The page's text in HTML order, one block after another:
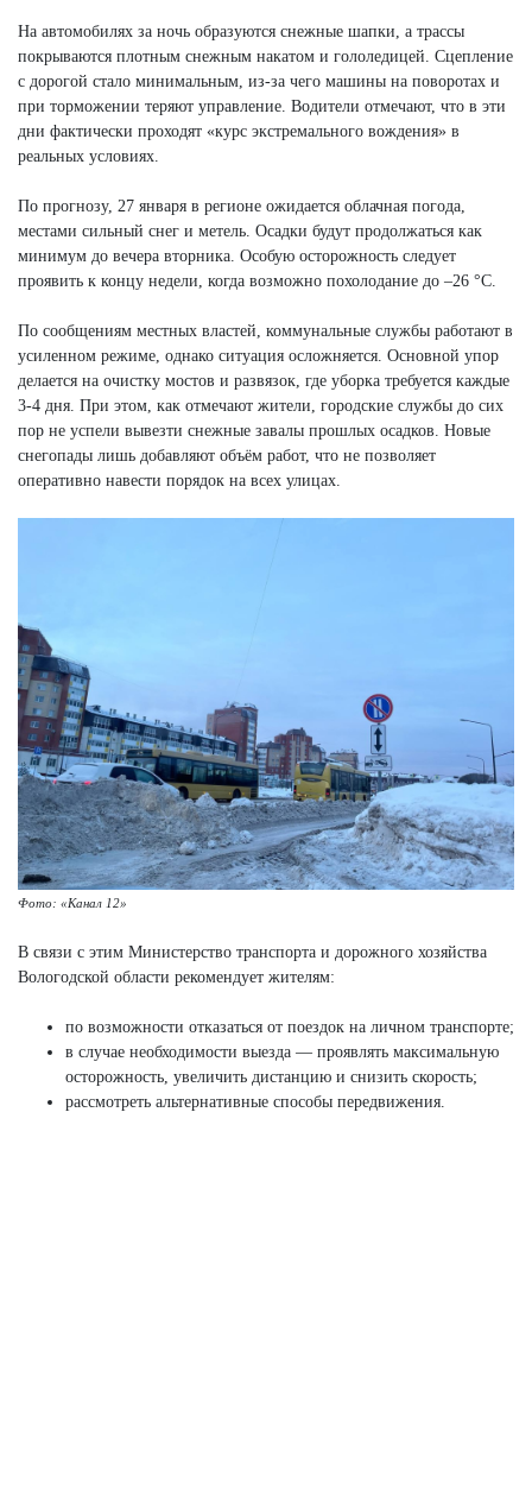
На автомобилях за ночь образуются снежные шапки, а трассы
покрываются плотным снежным накатом и гололедицей. Сцепление
с дорогой стало минимальным, из-за чего машины на поворотах и
при торможении теряют управление. Водители отмечают, что в эти
дни фактически проходят «курс экстремального вождения» в
реальных условиях.
По прогнозу, 27 января в регионе ожидается облачная погода,
местами сильный снег и метель. Осадки будут продолжаться как
минимум до вечера вторника. Особую осторожность следует
проявить к концу недели, когда возможно похолодание до –26 °C.
По сообщениям местных властей, коммунальные службы работают в
усиленном режиме, однако ситуация осложняется. Основной упор
делается на очистку мостов и развязок, где уборка требуется каждые
3-4 дня. При этом, как отмечают жители, городские службы до сих
пор не успели вывезти снежные завалы прошлых осадков. Новые
снегопады лишь добавляют объём работ, что не позволяет
оперативно навести порядок на всех улицах.
Фото: «Канал 12»
В связи с этим Министерство транспорта и дорожного хозяйства
Вологодской области рекомендует жителям:
по возможности отказаться от поездок на личном транспорте;
в случае необходимости выезда — проявлять максимальную
осторожность, увеличить дистанцию и снизить скорость;
рассмотреть альтернативные способы передвижения.